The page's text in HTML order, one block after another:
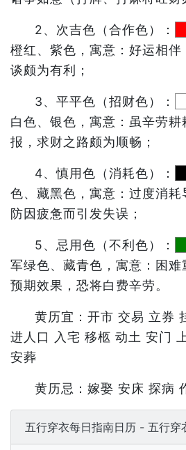
2、次吉色（合作色）：
橙红、紫色，寓意：好运相
谈颇为有利；
3、平平色（招财色）：
白色、银色，寓意：虽辛劳耕
报，求财之路颇为顺畅；
4、慎用色（消耗色）：
色、藏黑色，寓意：过度消
防因疲惫而引发失误；
5、忌用色（不利色）：
军绿色、藏青色，寓意：困
预期效果，恐将白费辛劳。
黄历宜：开市 交易 立券
进人口 入宅 移柩 动土 安门
安葬
黄历忌：嫁娶 安床 探病
五行穿衣每日指南日历 - 五行穿